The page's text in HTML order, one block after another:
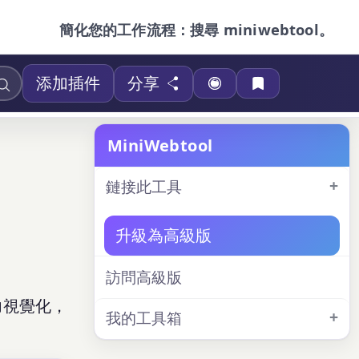
簡化您的工作流程：搜尋 miniwebtool。
添加插件 分享
覺化，
MiniWebtool
鏈接此工具
升級為高級版
訪問高級版
我的工具箱